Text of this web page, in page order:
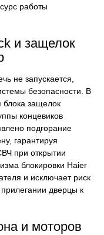
работы
и защелок
не запускается,
безопасности. В
блока защелок
концевиков
подгорание
гарантируя
при открытии
блокировки Haier
и исключает риск
дверцы к
и моторов